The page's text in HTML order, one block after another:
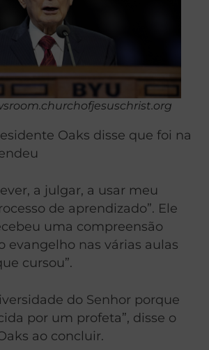
Oaks disse que foi na
a julgar, a usar meu
de aprendizado”. Ele
uma compreensão
evangelho nas várias aulas
cursou”.
do Senhor porque
por um profeta”, disse o
ao concluir.